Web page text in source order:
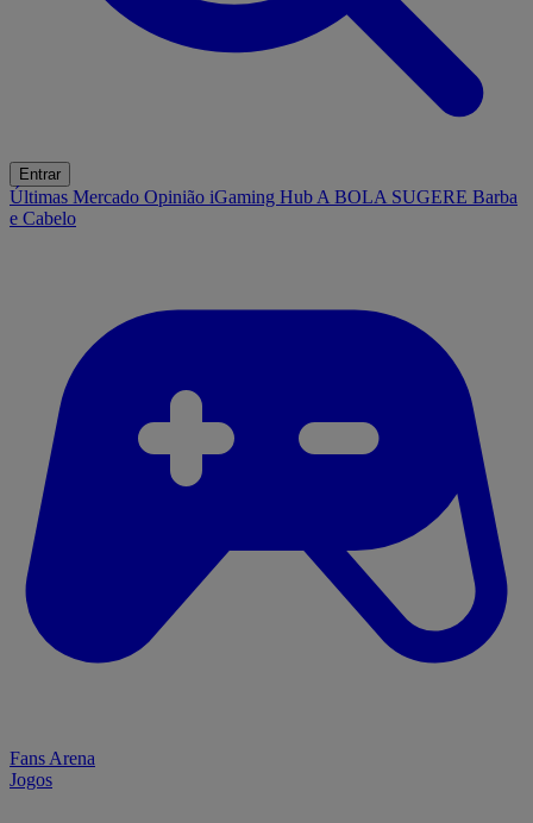
Entrar
Últimas Mercado Opinião iGaming Hub A BOLA SUGERE Barba
e Cabelo
Fans Arena
Jogos